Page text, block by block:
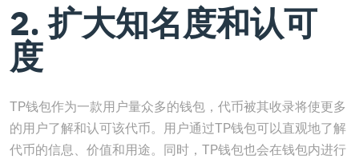
2. 扩大知名度和认可
度
TP钱包作为一款用户量众多的钱包，代币被其收录将使更多
的用户了解和认可该代币。用户通过TP钱包可以直观地了解
代币的信息、价值和用途。同时，TP钱包也会在钱包内进行